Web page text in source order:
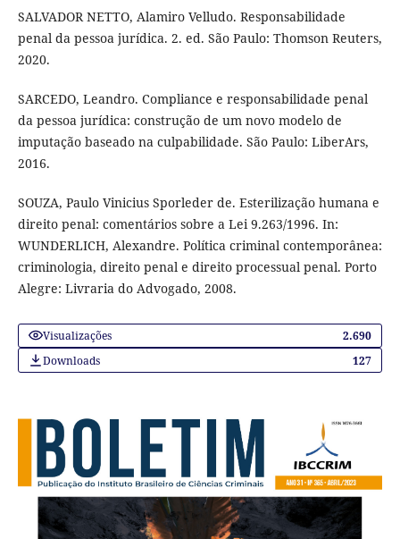
SALVADOR NETTO, Alamiro Velludo. Responsabilidade
penal da pessoa jurídica. 2. ed. São Paulo: Thomson Reuters,
2020.
SARCEDO, Leandro. Compliance e responsabilidade penal
da pessoa jurídica: construção de um novo modelo de
imputação baseado na culpabilidade. São Paulo: LiberArs,
2016.
SOUZA, Paulo Vinicius Sporleder de. Esterilização humana e
direito penal: comentários sobre a Lei 9.263/1996. In:
WUNDERLICH, Alexandre. Política criminal contemporânea:
criminologia, direito penal e direito processual penal. Porto
Alegre: Livraria do Advogado, 2008.
Visualizações
2.690
Downloads
127